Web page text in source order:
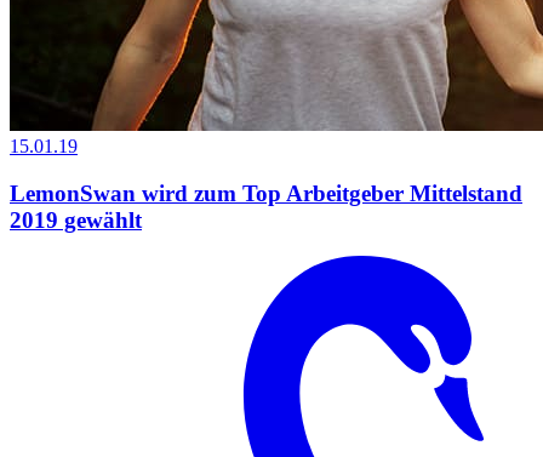
15.01.19
LemonSwan wird zum Top Arbeitgeber Mittelstand
2019 gewählt